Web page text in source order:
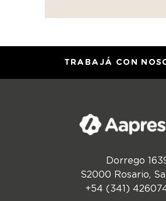
TRABAJÁ CON
Dorrego
S2000 Rosario,
+54 (341)